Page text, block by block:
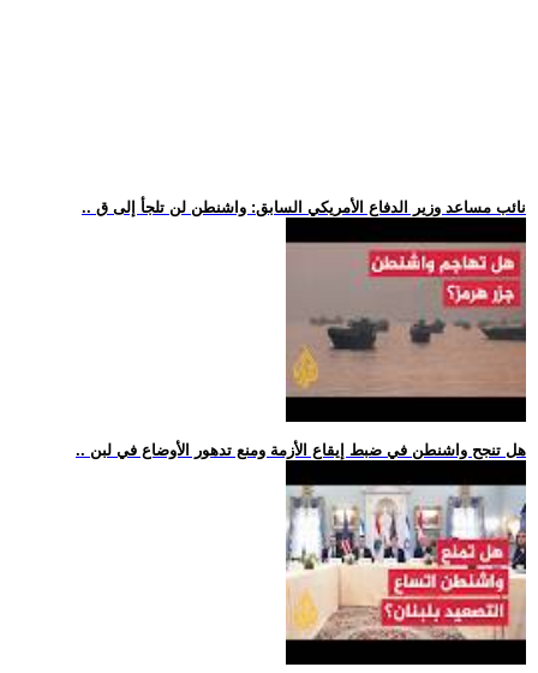
.. نائب مساعد وزير الدفاع الأمريكي السابق: واشنطن لن تلجأ إلى ق
.. هل تنجح واشنطن في ضبط إيقاع الأزمة ومنع تدهور الأوضاع في لبن